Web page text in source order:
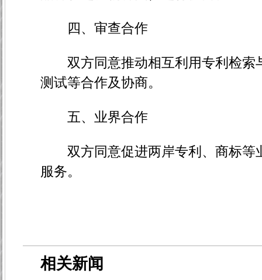
四、审查合作
双方同意推动相互利用专利检索
测试等合作及协商。
五、业界合作
双方同意促进两岸专利、商标等
服务。
相关新闻